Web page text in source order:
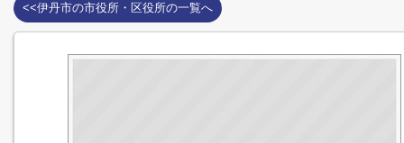
<<伊丹市の市役所・区役所の一覧へ